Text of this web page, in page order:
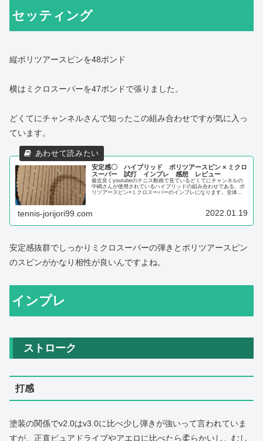
セッティング
縦ポリツアースピンを48ポンド
横はミクロスーパーを47ポンドで張りました。
どくてにチャンネルさんで知ったこの組み合わせですが気に入っ
ています。
安定感〇 ハイブリッド ポリツアースピン × ミクロ
スーパー 試打 インプレ 感想 レビュー
最近良くyoutubeのテニス動画で見ているどくてにチャンネルの
中嶋さんが使用されているハイブリッドの組み合わせである、ポ
リツアースピン×ミクロスーパーのインプレになります。全体的
tennis-jorijori99.com 2022.01.19
安定感抜群でしっかりミクロスーパーの弾きとポリツアースピン
のスピンがかなり相性が良いんですよね。
インプレ
ストローク
打感
塗装の関係でv2.0はv3.0に比べ少し弾きが強いって言われていま
すが、正直ピュアドライブやアエロに比べたら柔らかいし、むし